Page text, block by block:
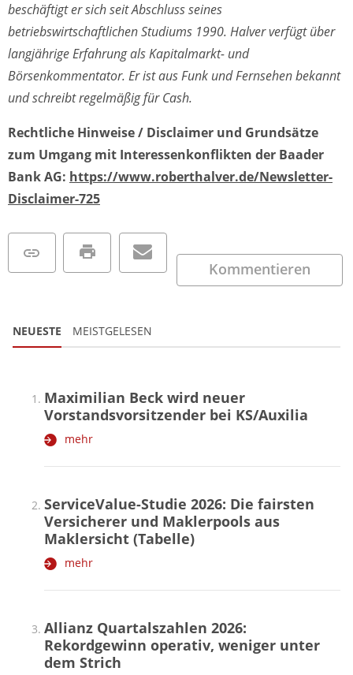
beschäftigt er sich seit Abschluss seines
betriebswirtschaftlichen Studiums 1990. Halver verfügt über
langjährige Erfahrung als Kapitalmarkt- und
Börsenkommentator. Er ist aus Funk und Fernsehen bekannt
und schreibt regelmäßig für Cash.
Rechtliche Hinweise / Disclaimer und Grundsätze
zum Umgang mit Interessenkonflikten der Baader
Bank AG: https://www.roberthalver.de/Newsletter-
Disclaimer-725
Kommentieren
NEUESTE MEISTGELESEN
Maximilian Beck wird neuer
Vorstandsvorsitzender bei KS/Auxilia
mehr
ServiceValue-Studie 2026: Die fairsten
Versicherer und Maklerpools aus
Maklersicht (Tabelle)
mehr
Allianz Quartalszahlen 2026:
Rekordgewinn operativ, weniger unter
dem Strich